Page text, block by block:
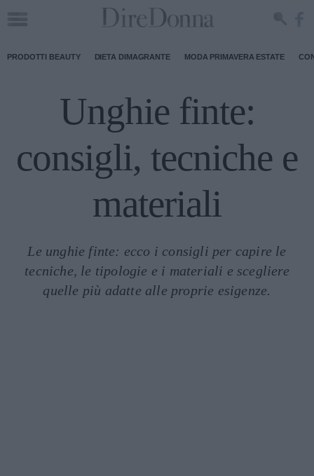
PRODOTTI BEAUTY DIETA DIMAGRANTE MODA PRIMAVERA ESTATE
Unghie finte:
consigli, tecniche e
materiali
Le unghie finte: ecco i consigli per capire le
tecniche, le tipologie e i materiali e scegliere
quelle più adatte alle proprie esigenze.